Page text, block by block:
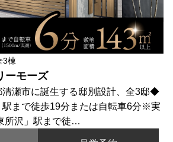
3棟
ーモーズ
清瀬市に誕生する邸別設計、全3邸◆
駅まで徒歩19分または自転車6分※実
所沢」駅まで徒…